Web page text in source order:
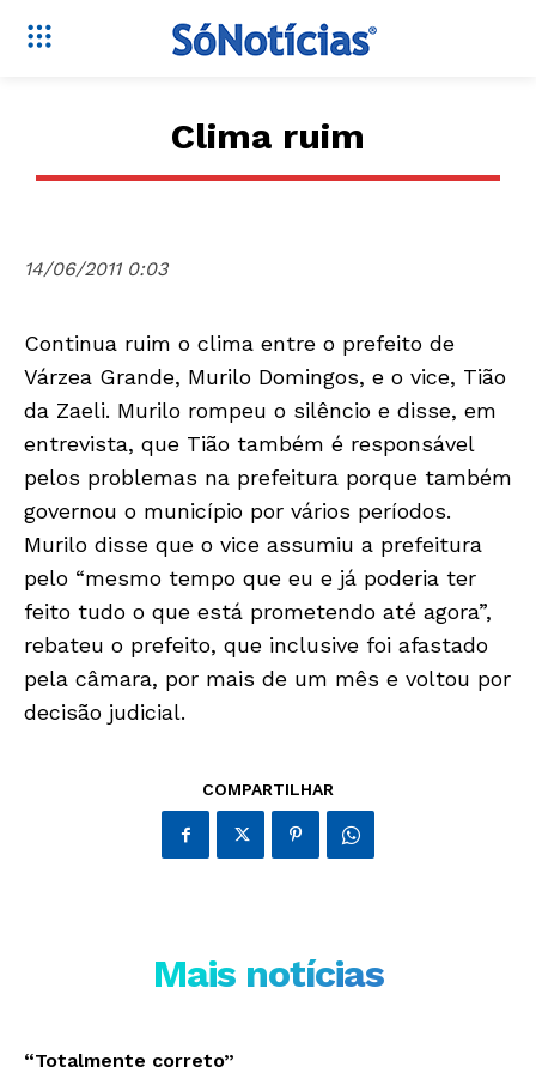
Só Notícias
JUNTE-SE NO WHATSAPP
Clima ruim
14/06/2011 0:03
Continua ruim o clima entre o prefeito de
Várzea Grande, Murilo Domingos, e o vice, Tião
da Zaeli. Murilo rompeu o silêncio e disse, em
entrevista, que Tião também é responsável
pelos problemas na prefeitura porque também
governou o município por vários períodos.
Murilo disse que o vice assumiu a prefeitura
pelo “mesmo tempo que eu e já poderia ter
feito tudo o que está prometendo até agora”,
rebateu o prefeito, que inclusive foi afastado
pela câmara, por mais de um mês e voltou por
decisão judicial.
COMPARTILHAR
Mais notícias
“Totalmente correto”